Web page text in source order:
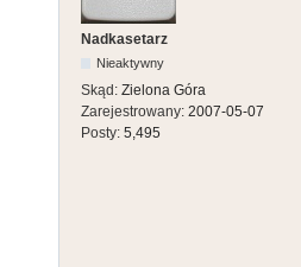
Nadkasetarz
Nieaktywny
Skąd: Zielona Góra
Zarejestrowany: 2007-05-07
Posty: 5,495